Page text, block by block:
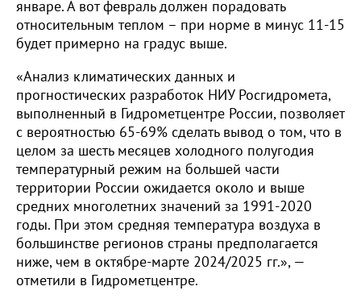
январе. А вот февраль должен порадовать
относительным теплом – при норме в минус 11-15
будет примерно на градус выше.
«Анализ климатических данных и
прогностических разработок НИУ Росгидромета,
выполненный в Гидрометцентре России, позволяет
с вероятностью 65-69% сделать вывод о том, что в
целом за шесть месяцев холодного полугодия
температурный режим на большей части
территории России ожидается около и выше
средних многолетних значений за 1991-2020
годы. При этом средняя температура воздуха в
большинстве регионов страны предполагается
ниже, чем в октябре-марте 2024/2025 гг.», —
отметили в Гидрометцентре.